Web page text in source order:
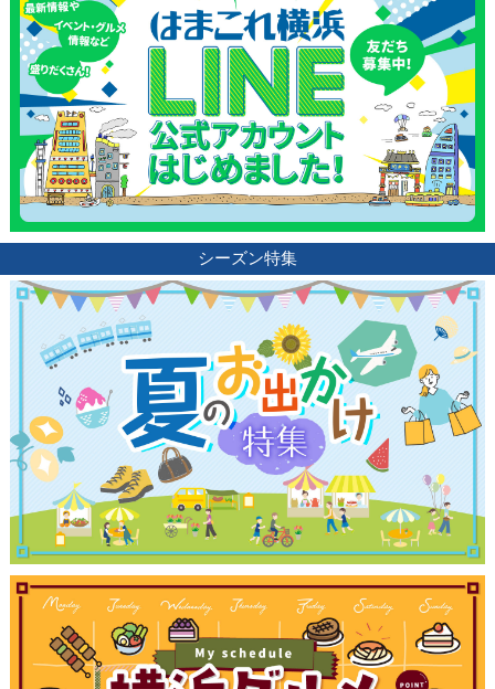
シーズン特集
観光ガイド
ランキング
ブログ記事
サイトについて